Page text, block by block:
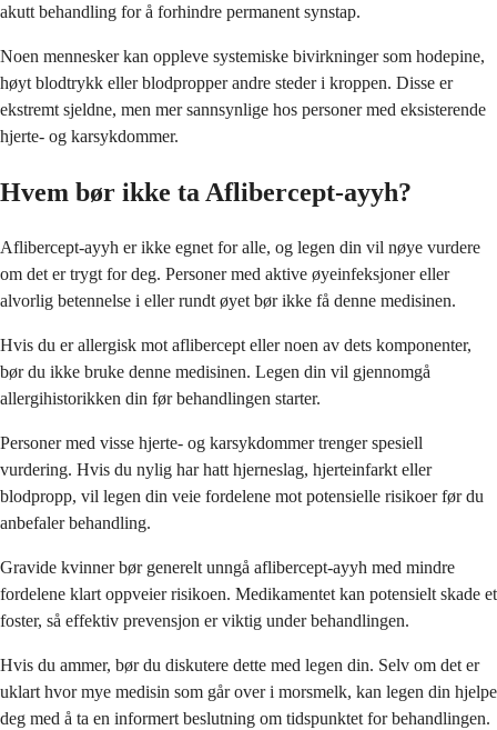
akutt behandling for å forhindre permanent synstap.
Noen mennesker kan oppleve systemiske bivirkninger som hodepine,
høyt blodtrykk eller blodpropper andre steder i kroppen. Disse er
ekstremt sjeldne, men mer sannsynlige hos personer med eksisterende
hjerte- og karsykdommer.
Hvem bør ikke ta Aflibercept-ayyh?
Aflibercept-ayyh er ikke egnet for alle, og legen din vil nøye vurdere
om det er trygt for deg. Personer med aktive øyeinfeksjoner eller
alvorlig betennelse i eller rundt øyet bør ikke få denne medisinen.
Hvis du er allergisk mot aflibercept eller noen av dets komponenter,
bør du ikke bruke denne medisinen. Legen din vil gjennomgå
allergihistorikken din før behandlingen starter.
Personer med visse hjerte- og karsykdommer trenger spesiell
vurdering. Hvis du nylig har hatt hjerneslag, hjerteinfarkt eller
blodpropp, vil legen din veie fordelene mot potensielle risikoer før du
anbefaler behandling.
Gravide kvinner bør generelt unngå aflibercept-ayyh med mindre
fordelene klart oppveier risikoen. Medikamentet kan potensielt skade et
foster, så effektiv prevensjon er viktig under behandlingen.
Hvis du ammer, bør du diskutere dette med legen din. Selv om det er
uklart hvor mye medisin som går over i morsmelk, kan legen din hjelpe
deg med å ta en informert beslutning om tidspunktet for behandlingen.